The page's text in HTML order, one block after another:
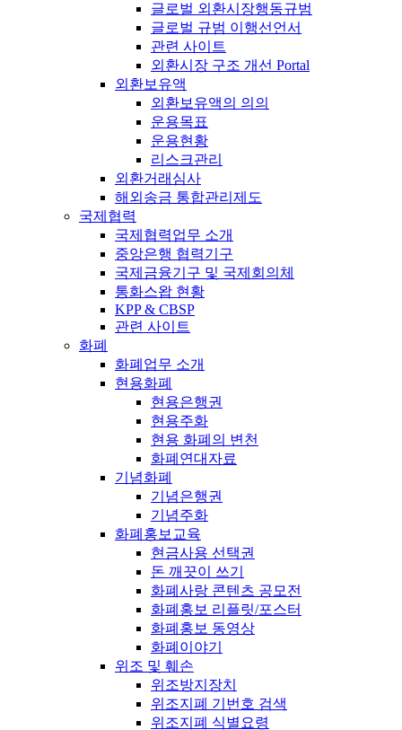
글로벌 외환시장행동규범
글로벌 규범 이행선언서
관련 사이트
외환시장 구조 개선 Portal
외환보유액
외환보유액의 의의
운용목표
운용현황
리스크관리
외환거래심사
해외송금 통합관리제도
국제협력
국제협력업무 소개
중앙은행 협력기구
국제금융기구 및 국제회의체
통화스왑 현황
KPP & CBSP
관련 사이트
화폐
화폐업무 소개
현용화폐
현용은행권
현용주화
현용 화폐의 변천
화폐연대자료
기념화폐
기념은행권
기념주화
화폐홍보교육
현금사용 선택권
돈 깨끗이 쓰기
화폐사랑 콘텐츠 공모전
화폐홍보 리플릿/포스터
화폐홍보 동영상
화폐이야기
위조 및 훼손
위조방지장치
위조지폐 기번호 검색
위조지폐 식별요령